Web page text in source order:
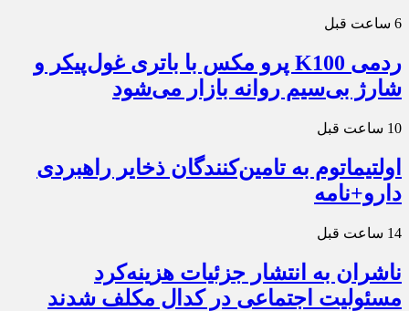
6 ساعت قبل
ردمی K100 پرو مکس با باتری غول‌پیکر و
شارژ بی‌سیم روانه بازار می‌شود
10 ساعت قبل
اولتیماتوم به تامین‌کنندگان ذخایر راهبردی
دارو+نامه
14 ساعت قبل
ناشران به انتشار جزئیات هزینه‌کرد
مسئولیت اجتماعی در کدال مکلف شدند